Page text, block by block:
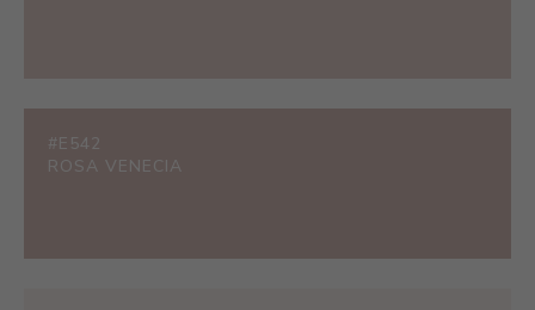
#E542
ROSA VENECIA